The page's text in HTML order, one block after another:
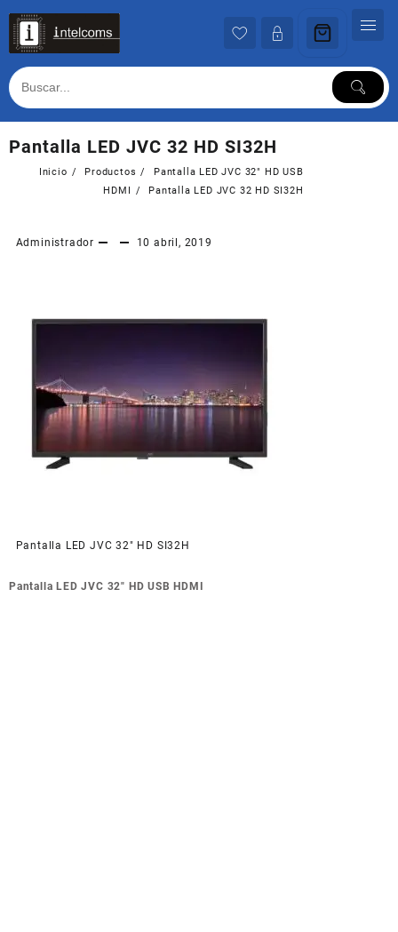
contenido
Pantalla LED JVC 32 HD SI32H
Inicio Productos
Pantalla LED JVC 32″ HD USB
HDMI
Pantalla LED JVC 32 HD SI32H
Administrador 10 abril, 2019
Pantalla LED JVC 32″ HD SI32H
Navegación
Pantalla LED JVC 32″ HD USB HDMI